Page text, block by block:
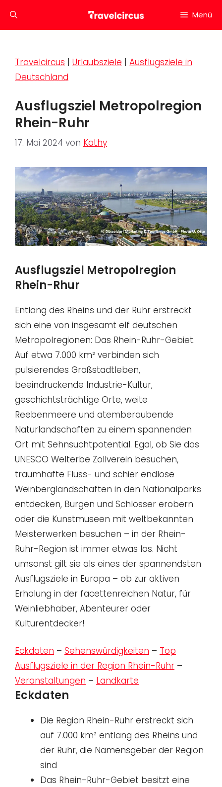
Inhalt
Menü
Travelcircus | Urlaubsziele | Ausflugsziele in
Deutschland
Ausflugsziel Metropolregion
Rhein-Ruhr
17. Mai 2024 von Kathy
Ausflugsziel Metropolregion
Rhein-Rhur
Entlang des Rheins und der Ruhr erstreckt
sich eine von insgesamt elf deutschen
Metropolregionen: Das Rhein-Ruhr-Gebiet.
Auf etwa 7.000 km² verbinden sich
pulsierendes Großstadtleben,
beeindruckende Industrie-Kultur,
geschichtsträchtige Orte, weite
Reebenmeere und atemberaubende
Naturlandschaften zu einem spannenden
Ort mit Sehnsuchtpotential. Egal, ob Sie das
UNESCO Welterbe Zollverein besuchen,
traumhafte Fluss- und schier endlose
Weinberglandschaften in den Nationalparks
entdecken, Burgen und Schlösser erobern
oder die Kunstmuseen mit weltbekannten
Meisterwerken besuchen – in der Rhein-
Ruhr-Region ist immer etwas los. Nicht
umsonst gilt sie als eines der spannendsten
Ausflugsziele in Europa – ob zur aktiven
Erholung in der facettenreichen Natur, für
Weinliebhaber, Abenteurer oder
Kulturentdecker!
Eckdaten – Sehenswürdigkeiten – Top
Ausflugsziele in der Region Rhein-Ruhr –
Veranstaltungen – Landkarte
Eckdaten
Die Region Rhein-Ruhr erstreckt sich
auf 7.000 km² entlang des Rheins und
der Ruhr, die Namensgeber der Region
sind
Das Rhein-Ruhr-Gebiet besitzt eine